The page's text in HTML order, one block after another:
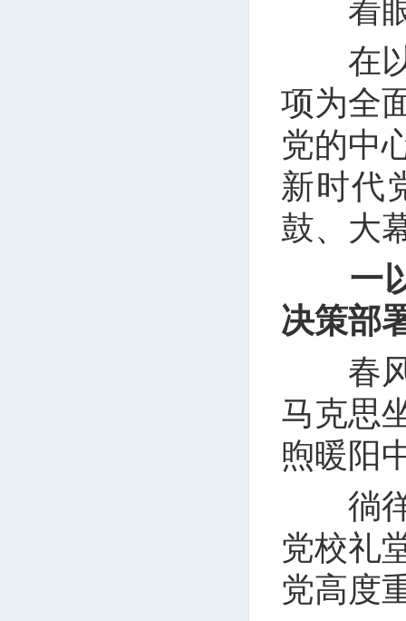
着眼
在以
项为全
党的中
新时代
鼓、大
一
决策部
春风
马克思
煦暖阳
徜徉
党校礼
党高度